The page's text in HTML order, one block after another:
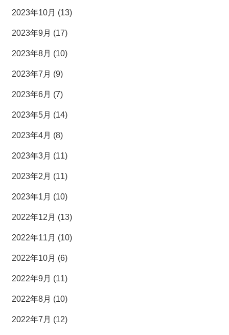
2023年10月 (13)
2023年9月 (17)
2023年8月 (10)
2023年7月 (9)
2023年6月 (7)
2023年5月 (14)
2023年4月 (8)
2023年3月 (11)
2023年2月 (11)
2023年1月 (10)
2022年12月 (13)
2022年11月 (10)
2022年10月 (6)
2022年9月 (11)
2022年8月 (10)
2022年7月 (12)